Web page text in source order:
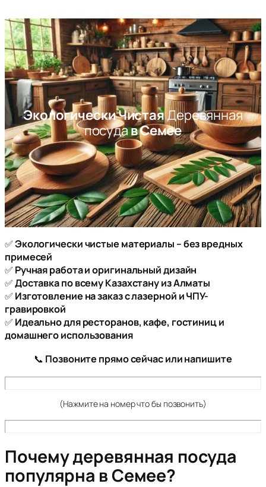
Перейти
к
содержимому
Экологически ЧистаяДеревянная
посудав Семее
✅Экологически чистые материалы – без вредных
примесей
✅ Ручная работа и оригинальный дизайн
✅Доставка по всему Казахстану из Алматы
✅ Изготовление на заказ с лазерной и ЧПУ-
гравировкой
✅ Идеально для ресторанов, кафе, гостиниц и
домашнего использования
📞 Позвоните прямо сейчас или напишите
(Нажмите на номер что бы позвонить)
Почему деревянная посуда
популярна в Семее?